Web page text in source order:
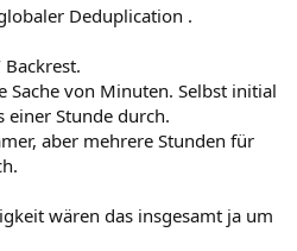
Deduplication .
Sache von Minuten. Selbst initial
einer Stunde durch.
aber mehrere Stunden für
wären das insgesamt ja um